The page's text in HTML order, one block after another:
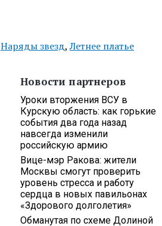
Наряды звезд,Летнее платье
Новости партнеров
Уроки вторжения ВСУ в
Курскую область: как горькие
события два года назад
навсегда изменили
российскую армию
Вице-мэр Ракова: жители
Москвы смогут проверить
уровень стресса и работу
сердца в новых павильонах
«Здорового долголетия»
Обманутая по схеме Долиной